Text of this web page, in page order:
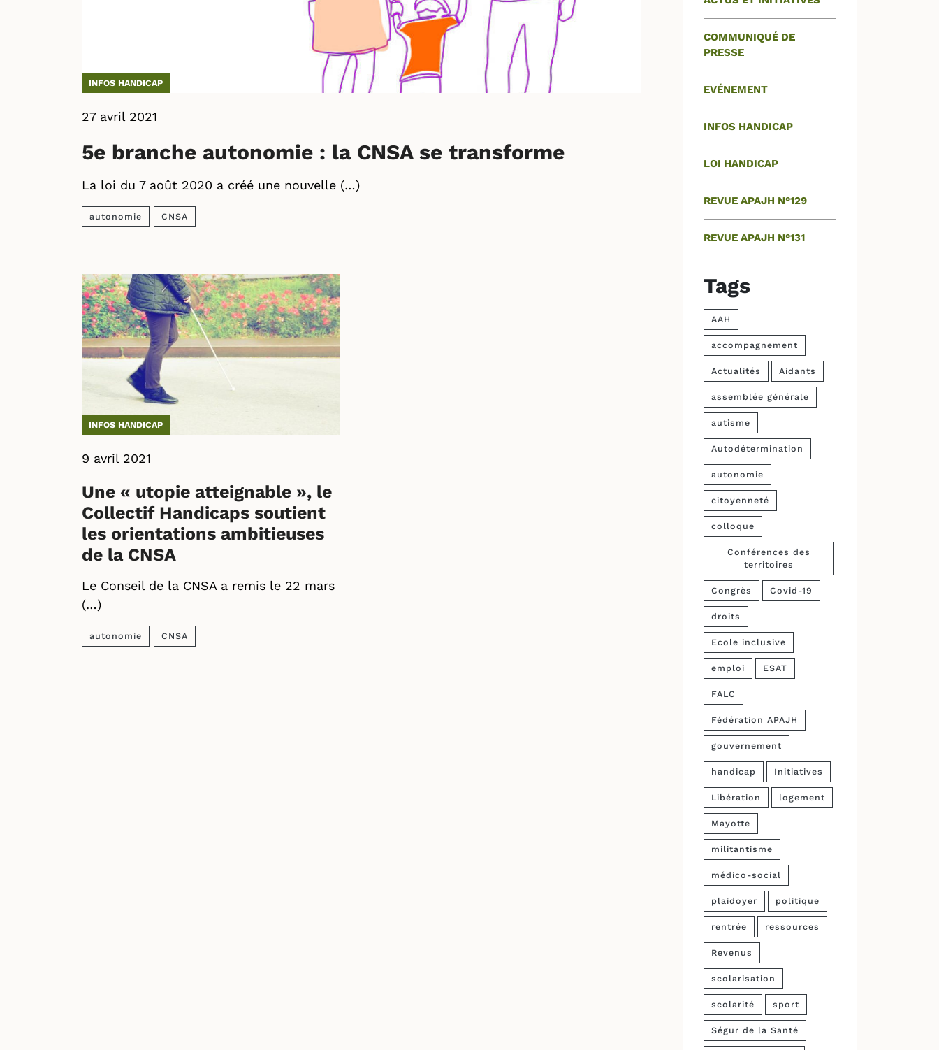
INFOS HANDICAP
27 avril 2021
5e branche autonomie : la CNSA se transforme
La loi du 7 août 2020 a créé une nouvelle (…)
autonomie CNSA
INFOS HANDICAP
9 avril 2021
Une « utopie atteignable », le
Collectif Handicaps soutient
les orientations ambitieuses
de la CNSA
Le Conseil de la CNSA a remis le 22 mars
(…)
autonomie CNSA
COMMUNIQUÉ DE
PRESSE
EVÉNEMENT
INFOS HANDICAP
LOI HANDICAP
REVUE APAJH N°129
REVUE APAJH N°131
Tags
AAH
accompagnement
Actualités Aidants
assemblée générale
autisme
Autodétermination
autonomie
citoyenneté
colloque
Conférences des
territoires
Congrès Covid-19
droits
Ecole inclusive
emploi ESAT
FALC
Fédération APAJH
gouvernement
handicap Initiatives
Libération logement
Mayotte
militantisme
médico-social
plaidoyer politique
rentrée ressources
Revenus
scolarisation
scolarité sport
Ségur de la Santé